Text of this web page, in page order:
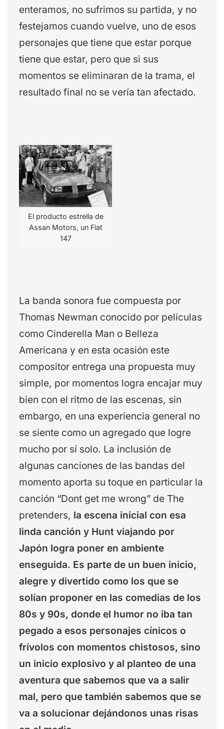
enteramos, no sufrimos su partida, y no
festejamos cuando vuelve, uno de esos
personajes que tiene que estar porque
tiene que estar, pero que si sus
momentos se eliminaran de la trama, el
resultado final no se vería tan afectado.
El producto estrella de
Assan Motors, un Fiat
147
La banda sonora fue compuesta por
Thomas Newman conocido por películas
como Cinderella Man o Belleza
Americana y en esta ocasión este
compositor entrega una propuesta muy
simple, por momentos logra encajar muy
bien con el ritmo de las escenas, sin
embargo, en una experiencia general no
se siente como un agregado que logre
mucho por sí solo. La inclusión de
algunas canciones de las bandas del
momento aporta su toque en particular la
canción “Dont get me wrong” de The
pretenders, la escena inicial con esa
linda canción y Hunt viajando por
Japón logra poner en ambiente
enseguida. Es parte de un buen inicio,
alegre y divertido como los que se
solían proponer en las comedias de los
80s y 90s, donde el humor no iba tan
pegado a esos personajes cínicos o
frívolos con momentos chistosos, sino
un inicio explosivo y al planteo de una
aventura que sabemos que va a salir
mal, pero que también sabemos que se
va a solucionar dejándonos unas risas